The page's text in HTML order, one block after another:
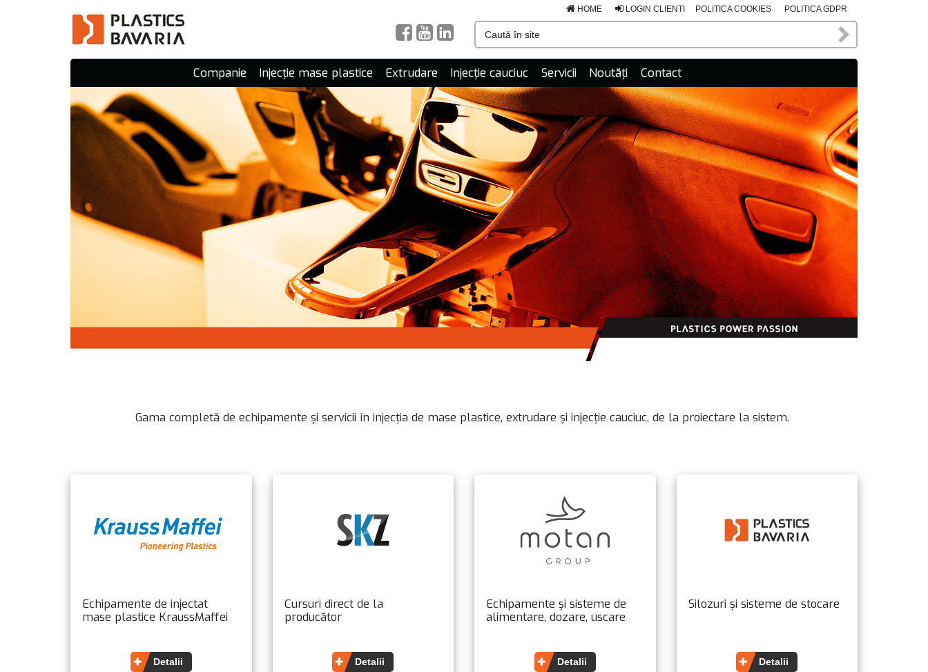
HOME LOGIN CLIENTI POLITICA COOKIES POLITICA GDPR
Companie Injecție mase plastice Extrudare Injecție cauciuc Servicii Noutăți Contact
Gama completă de echipamente și servicii în injecția de mase plastice, extrudare și injecție cauciuc, de la proiectare la sistem.
Echipamente de injectat
mase plastice KraussMaffei
Detalii
Cursuri direct de la
producător
Detalii
Echipamente și sisteme de
alimentare, dozare, uscare
Detalii
Silozuri și sisteme de stocare
Detalii